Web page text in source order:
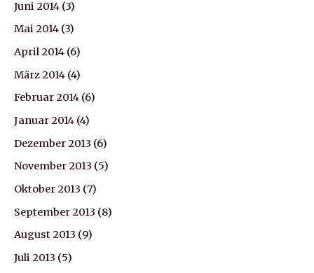
Juni 2014 (3)
Mai 2014 (3)
April 2014 (6)
März 2014 (4)
Februar 2014 (6)
Januar 2014 (4)
Dezember 2013 (6)
November 2013 (5)
Oktober 2013 (7)
September 2013 (8)
August 2013 (9)
Juli 2013 (5)